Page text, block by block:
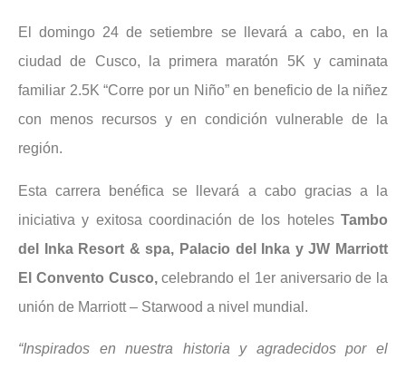
El domingo 24 de setiembre se llevará a cabo, en la
ciudad de Cusco, la primera maratón 5K y caminata
familiar 2.5K “Corre por un Niño” en beneficio de la niñez
con menos recursos y en condición vulnerable de la
región.
Esta carrera benéfica se llevará a cabo gracias a la
iniciativa y exitosa coordinación de los hoteles Tambo
del Inka Resort & spa, Palacio del Inka y JW Marriott
El Convento Cusco,celebrando el 1er aniversario de la
unión de Marriott – Starwood a nivel mundial.
“Inspirados en nuestra historia y agradecidos por el